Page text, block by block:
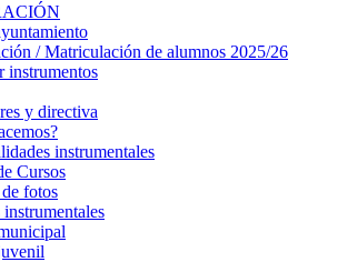
/ Matriculación de alumnos 2025/26
instrumentos
y directiva
instrumentales
Cursos
fotos